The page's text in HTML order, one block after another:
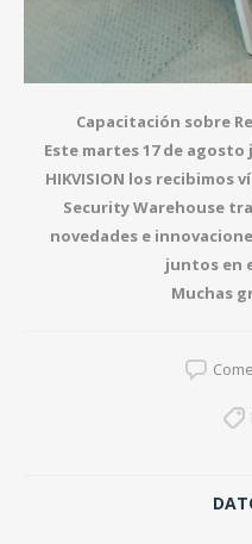
Capacitación sobre
Este martes 17 de
HIKVISION los recibimos
Security Warehouse
novedades e
juntos en
Muchas